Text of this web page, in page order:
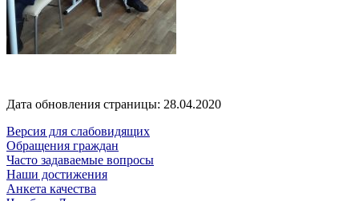
Дата обновления страницы: 28.04.2020
Версия для слабовидящих
Обращения граждан
Часто задаваемые вопросы
Наши достижения
Анкета качества